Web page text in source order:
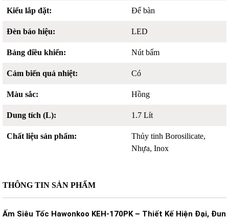
THÔNG TIN SẢN PHẨM
Ấm Siêu Tốc Hawonkoo KEH-170PK – Thiết Kế Hiện Đại, Đun
Kiểu lắp đặt: Để bàn
Đèn báo hiệu: LED
Bảng điều khiển: Nút bấm
Cảm biến quá nhiệt: Có
Màu sắc: Hồng
Dung tích (L): 1.7 Lít
Chất liệu sản phẩm:
Thủy tinh Borosilicate,
Nhựa, Inox